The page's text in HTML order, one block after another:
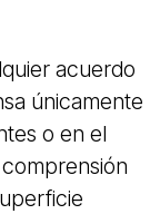
acuerdo
únicamente
o en el